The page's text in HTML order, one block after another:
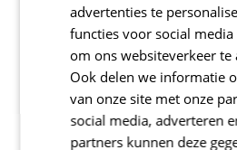
advertenties te
functies voor social
om ons websiteverkeer te
Ook delen we informatie
van onze site met onze
social media, adverteren
partners kunnen deze